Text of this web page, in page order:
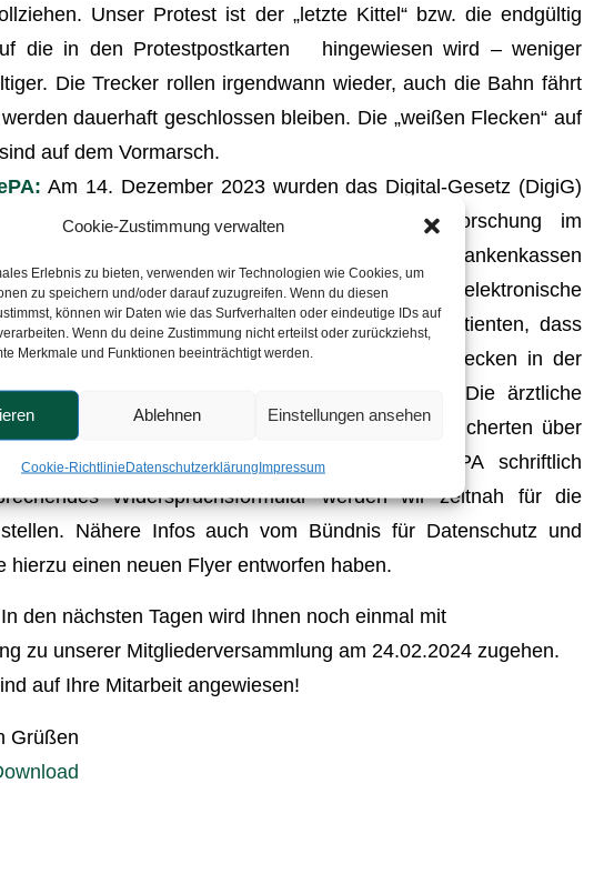
Cookie-Zustimmung verwalten
Erlebnis zu bieten, verwenden wir Technologien wie Cookies, um
zu speichern und/oder darauf zuzugreifen. Wenn du diesen
können wir Daten wie das Surfverhalten oder eindeutige IDs auf
Wenn du deine Zustimmung nicht erteilst oder zurückziehst,
Merkmale und Funktionen beeinträchtigt werden.
Ablehnen Einstellungen ansehen
Cookie-RichtlinieDatenschutzerklärungImpressum
Unser Protest ist der „letzte Kittel“ bzw. die endgültig
die in den Protestpostkarten hingewiesen wird – weniger
Die Trecker rollen irgendwann wieder, auch die Bahn fährt
dauerhaft geschlossen bleiben. Die „weißen Flecken“ auf
auf dem Vormarsch.
Am 14. Dezember 2023 wurden das Digital-Gesetz (DigiG)
Nutzungsgesetz (GDNG) zugunsten der Forschung im
Gesetzentwurf des DigiG sieht vor, dass die Krankenkassen
verpflichtet sind, ihren Versicherten eine elektronische
zu stellen. Bitte informieren Sie Ihre Patienten, dass
die wenn auch vordergründig zu Forschungszwecken in der
andere Nutzer zur Verfügung stehen werden. Die ärztliche
Die Krankenkassen müssen ihre Versicherten über
danach sollte der Patient der ePA schriftlich
Widerspruchsformular werden wir zeitnah für die
Nähere Infos auch vom Bündnis für Datenschutz und
hierzu einen neuen Flyer entworfen haben.
In den nächsten Tagen wird Ihnen noch einmal mit
zu unserer Mitgliederversammlung am 24.02.2024 zugehen.
auf Ihre Mitarbeit angewiesen!
Grüßen